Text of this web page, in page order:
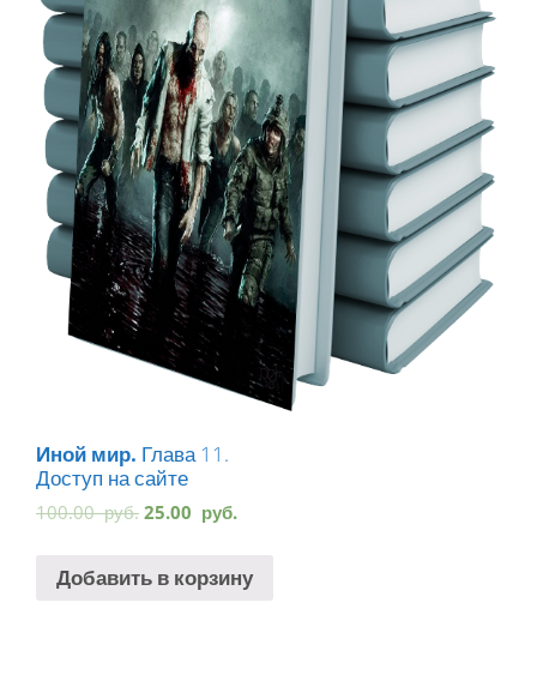
Иной мир. Глава 11.
Доступ на сайте
100.00руб. 25.00 руб.
Добавить в корзину